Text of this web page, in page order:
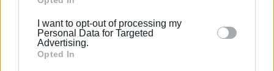
section.
I want to opt-out of processing my
Personal Data for Targeted
Advertising.
Opted In
μπορούν να ζήσουν στα σπίτια τους. Να μην ξεχνάμε ότι
είμαστε σε ένα τουριστικό νησί, όπου όλοι εξαρτώνται
άμεσα ή έμμεσα από αυτήν τη δραστηριότητα. Από την
άλλη οφείλουν και οι επαγγελματίες να έχουν όρια. Να